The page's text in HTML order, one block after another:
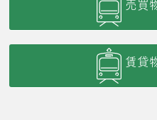
売買
賃貸